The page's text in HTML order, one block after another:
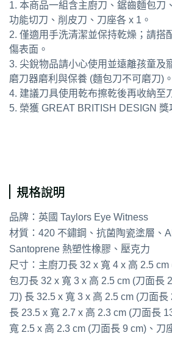
1. 本商品一組含主廚刀、鋸齒麵包刀
功能切刀、削皮刀、刀座各 x 1。
2. 僅適用手洗清潔並保持乾燥；請搭
傷表面。
3. 尖銳物品請小心使用並遠離孩童及
磨刀器磨利與保養 (麵包刀不可磨刀)。
4. 建議刀具使用乾布擦乾後再收納至
5. 榮獲 GREAT BRITISH DESIGN 獎
規格說明
品牌：英國 Taylors Eye Witness
材質：420 不鏽鋼、抗菌陶瓷塗層、
Santoprene 熱塑性橡膠、壓克力
尺寸：主廚刀長 32 x 寬 4 x 高 2.5
包刀長 32 x 寬 3 x 高 2.5 cm (刀面長
刀) 長 32.5 x 寬 3 x 高 2.5 cm (刀面
長 23.5 x 寬 2.7 x 高 2.3 cm (刀面長
寬 2.5 x 高 2.3 cm (刀面長 9 cm)、刀